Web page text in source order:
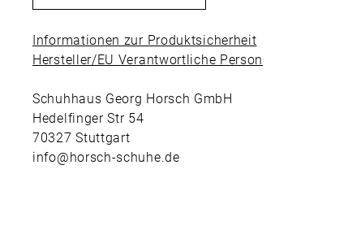
Informationen zur Produktsicherheit
Hersteller/EU Verantwortliche Person
Schuhhaus Georg Horsch GmbH
Hedelfinger Str 54
70327 Stuttgart
info@horsch-schuhe.de